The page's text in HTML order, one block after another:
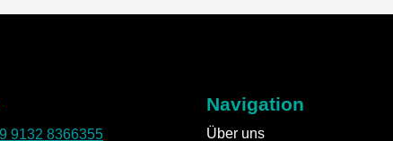
9132 8366355
Navigation
Über uns